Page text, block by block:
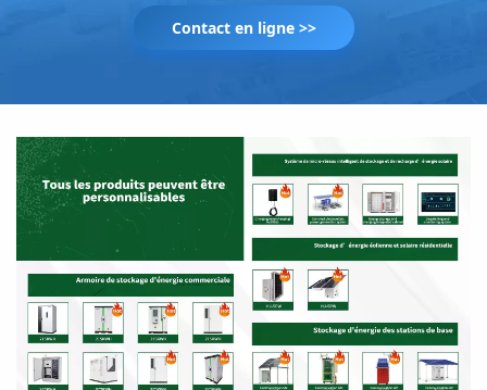
Contact en ligne >>